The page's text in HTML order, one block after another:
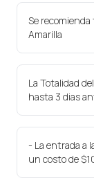
Se
Amarilla
La Totalidad
hasta 3 dias
- La entrada a
un costo de